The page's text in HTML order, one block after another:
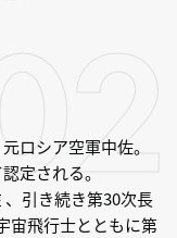
ロシア空軍中佐。
定される。
引き続き第30次長
宙飛行士とともに第